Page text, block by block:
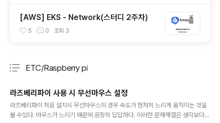
[AWS] EKS - Network(스터디 2주차)
5 0 조회 3
ETC/Raspberry pi
라즈베리파이 사용 시 무선마우스 설정
라즈베리파이 처음 설치시 무선마우스의 경우 속도가 현저히 느리게 움직이는 것을
볼 수있다. 마우스가 느리기 때문에 굉장히 답답하다. 이러한 문제해결은 생각보다